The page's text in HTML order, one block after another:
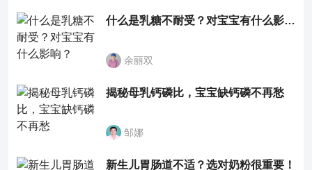
什么是乳糖不耐受？对宝宝有什么影响？
余丽双
揭秘母乳钙磷比，宝宝缺钙磷不再愁
邹娜
新生儿胃肠道不适？选对奶粉很重要！